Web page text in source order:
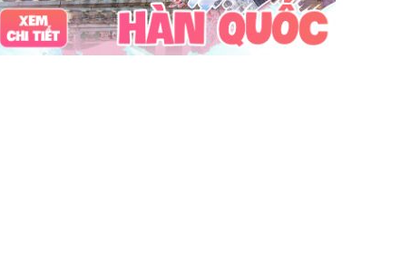
Tết dương
Mộc Châu Sapa
Yên Tử
Tam Chúc
chùa Tam Chúc
Chrismas